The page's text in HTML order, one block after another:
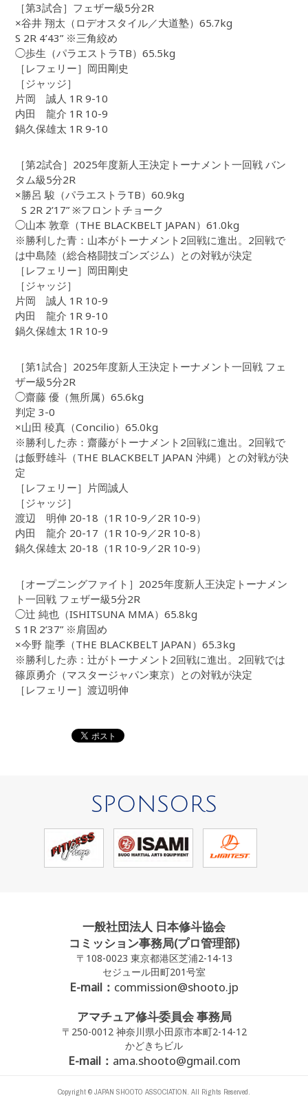
［第3試合］フェザー級5分2R
×谷井 翔太（ロデオスタイル／大道塾）65.7kg
S 2R 4’43” ※三角絞め
◯歩生（パラエストラTB）65.5kg
［レフェリー］岡田剛史
［ジャッジ］
片岡 誠人 1R 9-10
内田 龍介 1R 10-9
鍋久保雄太 1R 9-10
［第2試合］2025年度新人王決定トーナメント一回戦 バン
タム級5分2R
×勝呂 駿（パラエストラTB）60.9kg
S 2R 2’17” ※フロントチョーク
◯山本 敦章（THE BLACKBELT JAPAN）61.0kg
※勝利した青：山本がトーナメント2回戦に進出。2回戦で
は中島陸（総合格闘技ゴンズジム）との対戦が決定
［レフェリー］岡田剛史
［ジャッジ］
片岡 誠人 1R 10-9
内田 龍介 1R 9-10
鍋久保雄太 1R 10-9
［第1試合］2025年度新人王決定トーナメント一回戦 フェ
ザー級5分2R
◯齋藤 優（無所属）65.6kg
判定 3-0
×山田 稜真（Concilio）65.0kg
※勝利した赤：齋藤がトーナメント2回戦に進出。2回戦で
は飯野雄斗（THE BLACKBELT JAPAN 沖縄）との対戦が決
定
［レフェリー］片岡誠人
［ジャッジ］
渡辺 明伸 20-18（1R 10-9／2R 10-9）
内田 龍介 20-17（1R 10-9／2R 10-8）
鍋久保雄太 20-18（1R 10-9／2R 10-9）
［オープニングファイト］2025年度新人王決定トーナメン
ト一回戦 フェザー級5分2R
◯辻 純也（ISHITSUNA MMA）65.8kg
S 1R 2’37” ※肩固め
×今野 龍季（THE BLACKBELT JAPAN）65.3kg
※勝利した赤：辻がトーナメント2回戦に進出。2回戦では
篠原勇介（マスタージャパン東京）との対戦が決定
［レフェリー］渡辺明伸
SPONSORS
一般社団法人 日本修斗協会
コミッション事務局(プロ管理部)
〒108-0023 東京都港区芝浦2-14-13
セジュール田町201号室
E-mail： commission@shooto.jp
アマチュア修斗委員会 事務局
〒250-0012 神奈川県小田原市本町2-14-12
かどきちビル
E-mail： ama.shooto@gmail.com
Copyright © JAPAN SHOOTO ASSOCIATION. All Rights Reserved.